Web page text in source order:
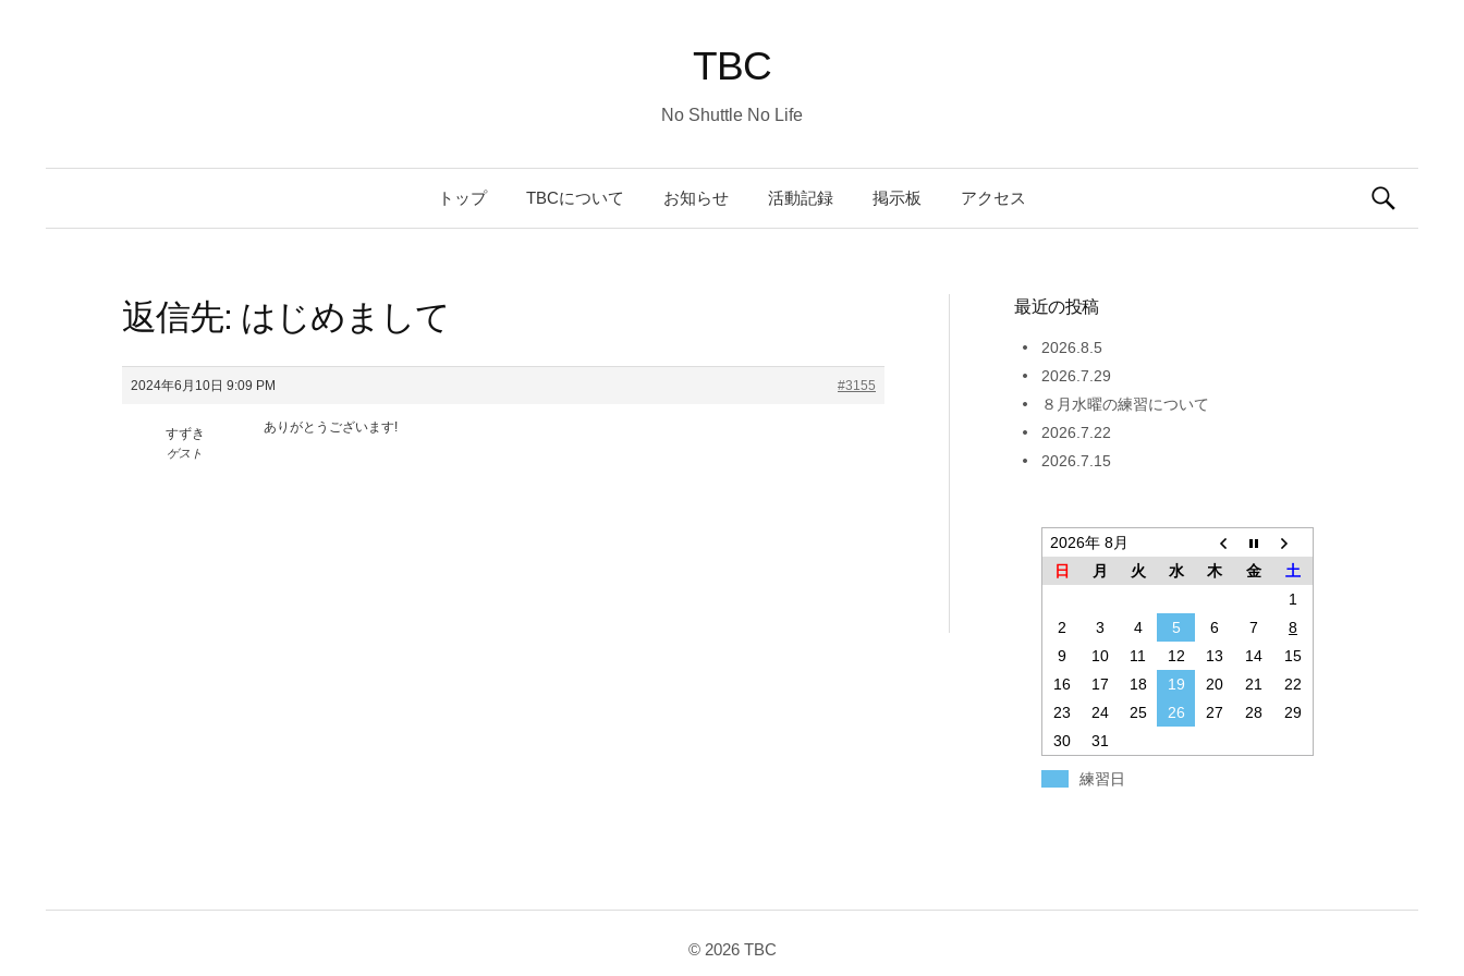
TBC
No Shuttle No Life
ン
トップ TBCについて お知らせ 活動記録 掲示板 アクセス 検
返信先: はじめまして
2024年6月10日 9:09 PM #3155
すずき
ゲスト
ありがとうございます!
最近の投稿
2026.8.5
2026.7.29
８月水曜の練習について
2026.7.22
2026.7.15
2026年 8月
日
月 火 水 木 金
土
1
2
3 4 5 6 7
8
9
10 11 12 13 14
15
16
17 18 19 20 21
22
23
24 25 26 27 28
29
30
31
練習日
© 2026 TBC